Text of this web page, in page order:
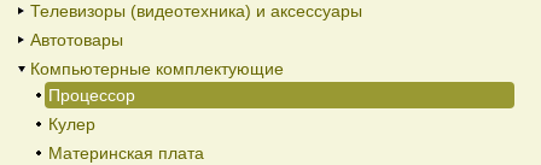
Телевизоры (видеотехника) и аксессуары
Автотовары
Компьютерные комплектующие
Процессор
Кулер
Материнская плата